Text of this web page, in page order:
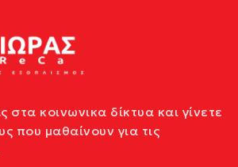
κοινωνικα δίκτυα και γίνετε
που μαθαίνουν για τις